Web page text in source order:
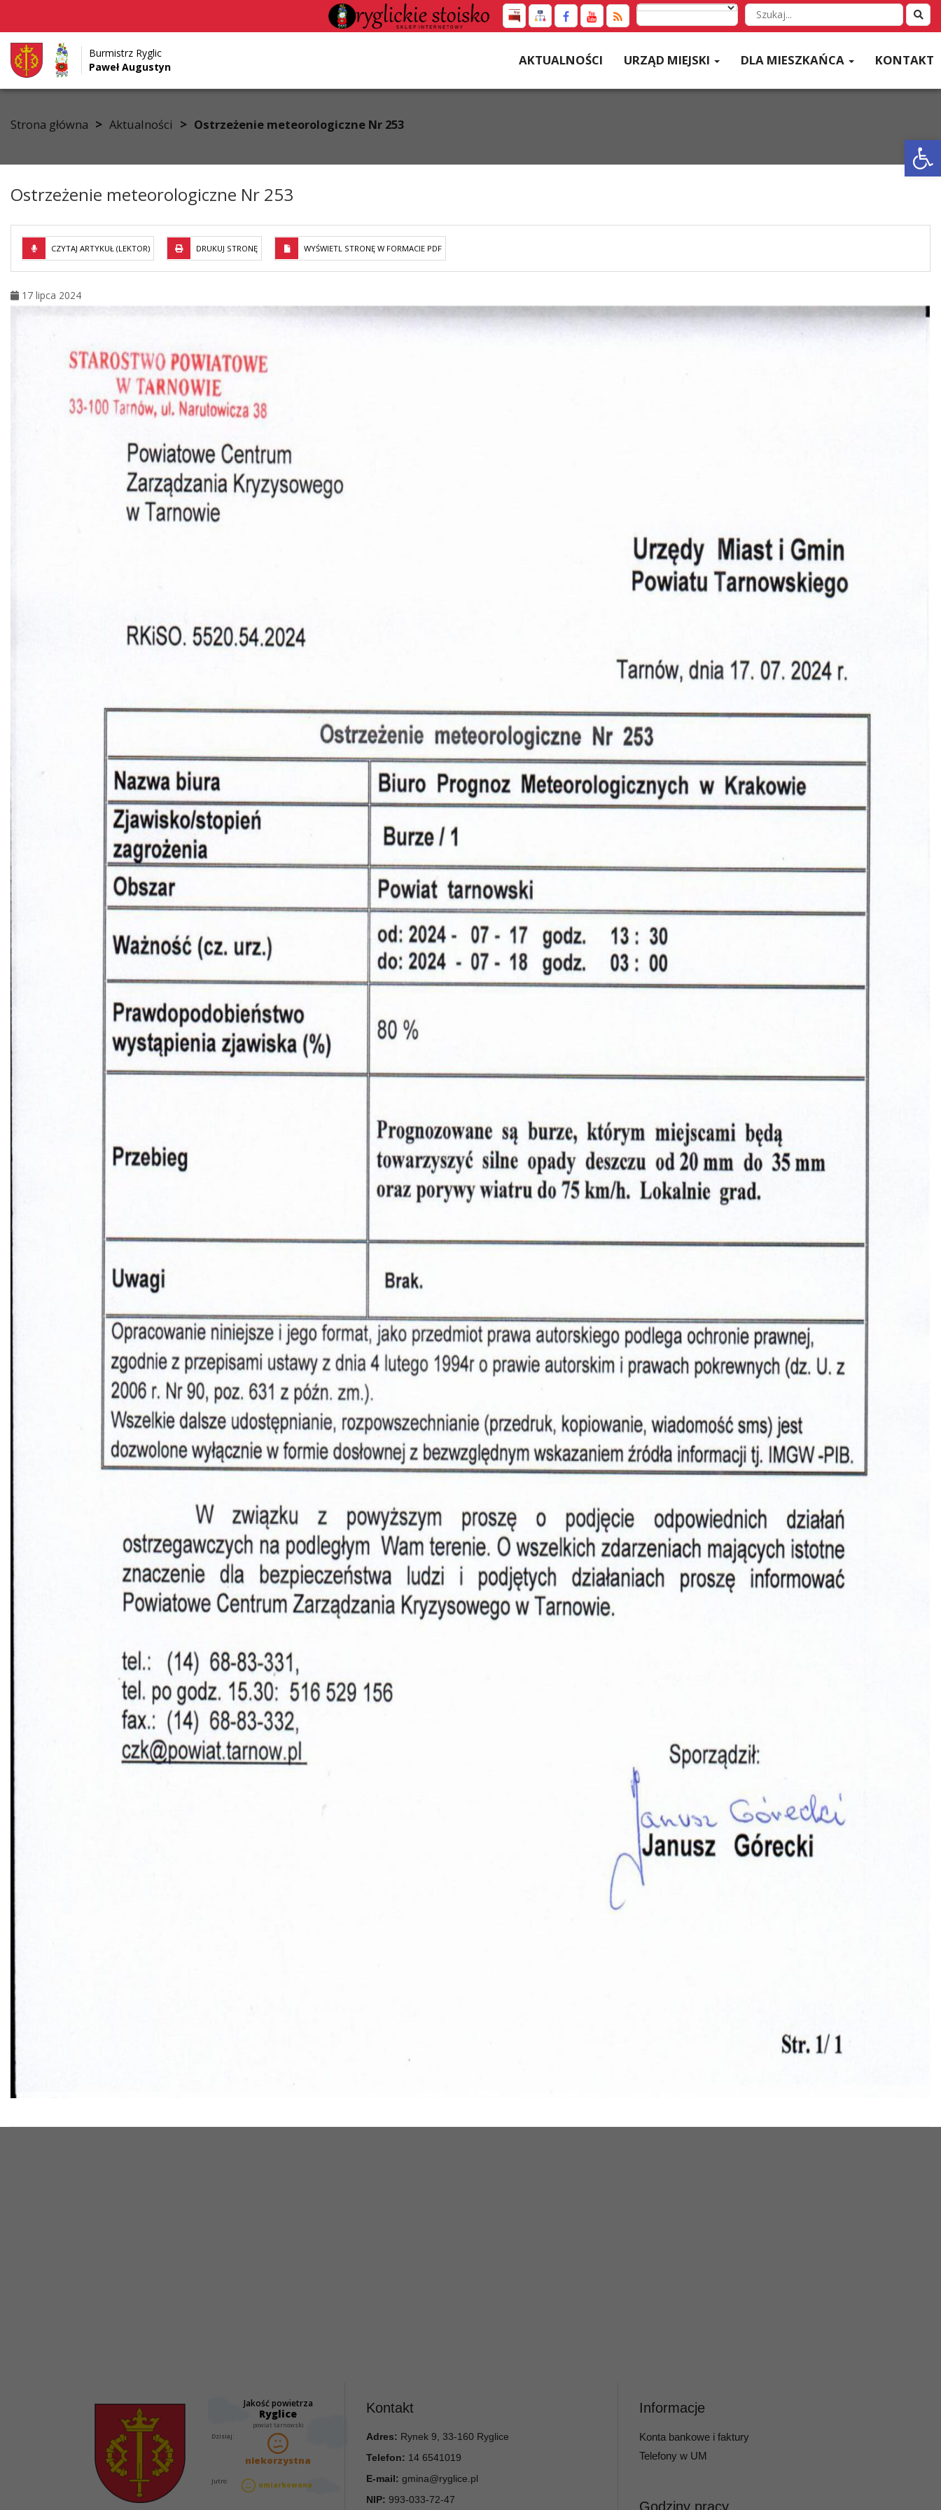
Przejdź do menu
Przejdź do głównej treści strony
Przejdź do stopki strony
Wyszukaj
w
Burmistrz Ryglic
Paweł Augustyn
AKTUALNOŚCI URZĄD MIEJSKI DLA MIESZKAŃCA KONTAKT
Strona główna > Aktualności > Ostrzeżenie meteorologiczne Nr 253
Ostrzeżenie meteorologiczne Nr 253
CZYTAJ ARTYKUŁ (LEKTOR) DRUKUJ STRONĘ WYŚWIETL STRONĘ W FORMACIE PDF
17 lipca 2024
Kontakt
Adres: Rynek 9, 33-160 Ryglice
Telefon: 14 6541019
E-mail: gmina@ryglice.pl
NIP: 993-033-72-47
Informacje
Konta bankowe i faktury
Telefony w UM
Godziny pracy